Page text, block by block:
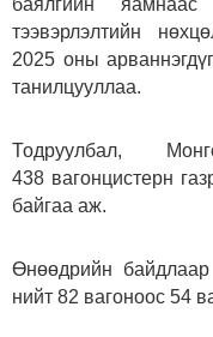
тээвэрлэлтийн
2025 оны
танилцууллаа.
Тодруулбал,
438 вагонцистерн
байгаа аж.
Өнөөдрийн
нийт 82 вагоноос 54